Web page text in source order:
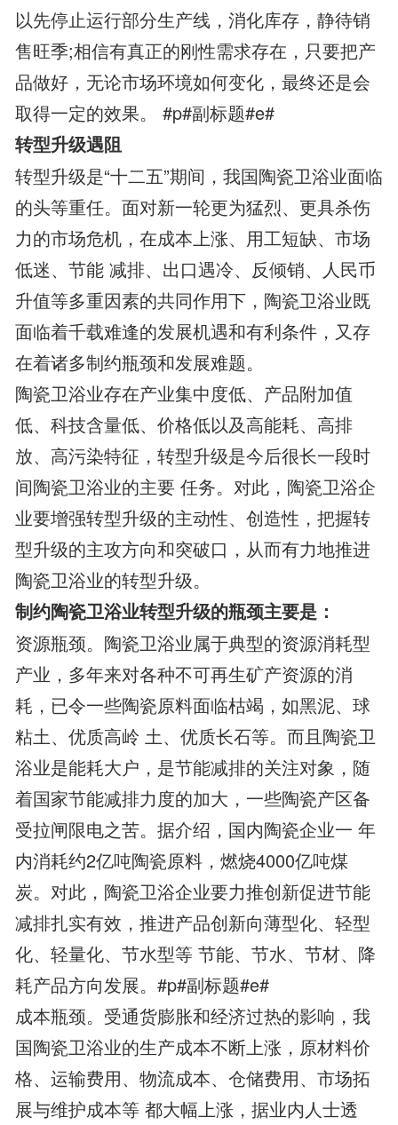
以先停止运行部分生产线，消化库存，静待销
售旺季;相信有真正的刚性需求存在，只要把产
品做好，无论市场环境如何变化，最终还是会
取得一定的效果。 #p#副标题#e#
转型升级遇阻
转型升级是“十二五”期间，我国陶瓷卫浴业面临
的头等重任。面对新一轮更为猛烈、更具杀伤
力的市场危机，在成本上涨、用工短缺、市场
低迷、节能 减排、出口遇冷、反倾销、人民币
升值等多重因素的共同作用下，陶瓷卫浴业既
面临着千载难逢的发展机遇和有利条件，又存
在着诸多制约瓶颈和发展难题。
陶瓷卫浴业存在产业集中度低、产品附加值
低、科技含量低、价格低以及高能耗、高排
放、高污染特征，转型升级是今后很长一段时
间陶瓷卫浴业的主要 任务。对此，陶瓷卫浴企
业要增强转型升级的主动性、创造性，把握转
型升级的主攻方向和突破口，从而有力地推进
陶瓷卫浴业的转型升级。
制约陶瓷卫浴业转型升级的瓶颈主要是：
资源瓶颈。陶瓷卫浴业属于典型的资源消耗型
产业，多年来对各种不可再生矿产资源的消
耗，已令一些陶瓷原料面临枯竭，如黑泥、球
粘土、优质高岭 土、优质长石等。而且陶瓷卫
浴业是能耗大户，是节能减排的关注对象，随
着国家节能减排力度的加大，一些陶瓷产区备
受拉闸限电之苦。据介绍，国内陶瓷企业一 年
内消耗约2亿吨陶瓷原料，燃烧4000亿吨煤
炭。对此，陶瓷卫浴企业要力推创新促进节能
减排扎实有效，推进产品创新向薄型化、轻型
化、轻量化、节水型等 节能、节水、节材、降
耗产品方向发展。#p#副标题#e#
成本瓶颈。受通货膨胀和经济过热的影响，我
国陶瓷卫浴业的生产成本不断上涨，原材料价
格、运输费用、物流成本、仓储费用、市场拓
展与维护成本等 都大幅上涨，据业内人士透